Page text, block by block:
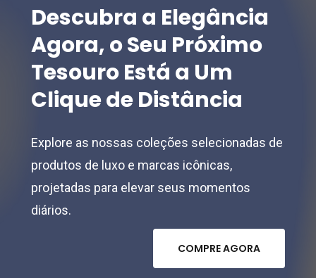
Descubra a Elegância
Agora,oSeu Próximo
TesouroEstá a Um
CliquedeDistância
Explore as nossas coleções selecionadas de
produtos de luxo e marcas icônicas,
projetadas para elevar seus momentos
diários.
COMPREAGORA